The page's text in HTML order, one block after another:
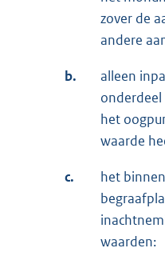
zover de
andere
b.
alleen
het
waarde
c.
het
waarden: